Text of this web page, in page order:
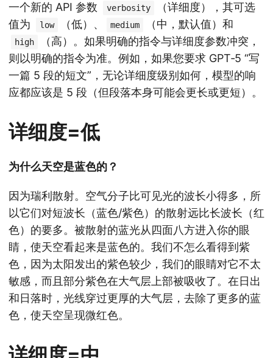
一个新的 API 参数
verbosity
（详细度），其可选
值为
low （低）、 medium （中，默认值）和
high
（高）。如果明确的指令与详细度参数冲突，
则以明确的指令为准。例如，如果您要求 GPT‑5 “写
一篇 5 段的短文”，无论详细度级别如何，模型的响
应都应该是 5 段（但段落本身可能会更长或更短）。
详细度=低
为什么天空是蓝色的？
因为瑞利散射。空气分子比可见光的波长小得多，所
以它们对短波长（蓝色/紫色）的散射远比长波长（红
色）的要多。被散射的蓝光从四面八方进入你的眼
睛，使天空看起来是蓝色的。我们不怎么看得到紫
色，因为太阳发出的紫色较少，我们的眼睛对它不太
敏感，而且部分紫色在大气层上部被吸收了。在日出
和日落时，光线穿过更厚的大气层，去除了更多的蓝
色，使天空呈现微红色。